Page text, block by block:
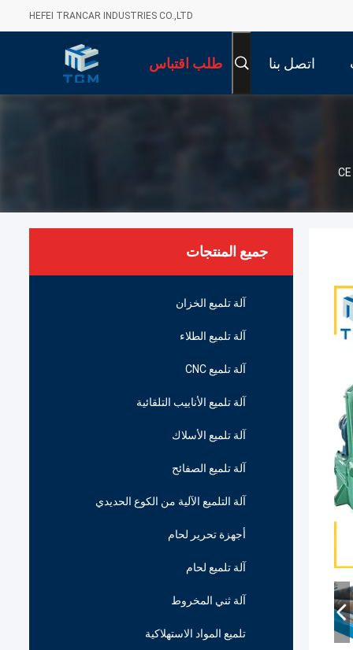
HEFEI TRANCAR INDUSTRIES CO.,LTD
اتصل بنا طلب اقتباس
جميع المنتجات
آلة تلميع الخزان
آلة تلميع الطلاء
آلة تلميع CNC
آلة تلميع الأنابيب التلقائية
آلة تلميع الأسلاك
آلة تلميع الصفائح
آلة التلميع الآلية من الكوع الحديدي
أجهزة تحرير لحام
آلة تلميع لحام
آلة ثني المخروط
تلميع المواد الاستهلاكية